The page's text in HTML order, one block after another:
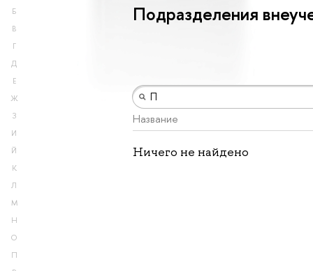
Б
В
Г
Д
Е
Ж
З
И
Й
К
Л
М
Н
О
П
Подразделения
Название
Ничего не найдено